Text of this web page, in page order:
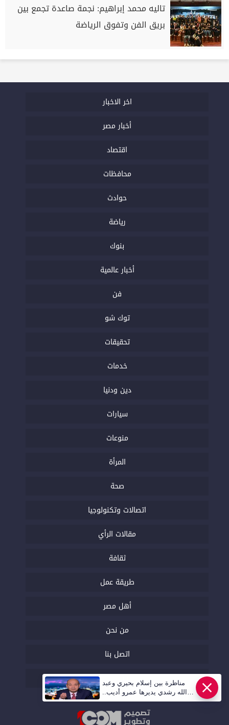
تاليه محمد إبراهيم: نجمة صاعدة تجمع بين
بريق الفن وتفوق الرياضة
اخر الاخبار
أخبار مصر
اقتصاد
محافظات
حوادث
رياضة
بنوك
أخبار عالمية
فن
توك شو
تحقيقات
خدمات
دين ودنيا
سيارات
منوعات
المرأة
صحة
اتصالات وتكنولوجيا
مقالات الرأي
ثقافة
طريقة عمل
أهل مصر
من نحن
اتصل بنا
السياسة التحريرية
مناظرة بين إسلام بحيري وعبد
الله رشدي يديرها عمرو أديب..
قريبا | أهل مصر